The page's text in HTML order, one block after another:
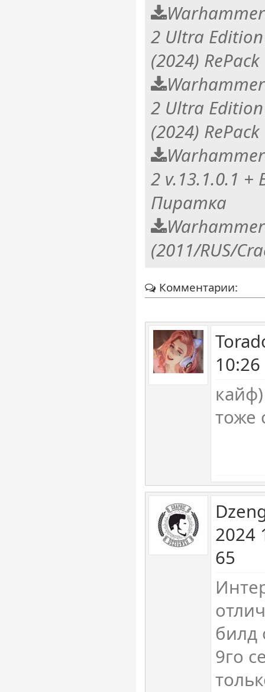
2 Ultra Edition
(2024) RePack
2 Ultra Edition
(2024) RePack
2 v.13.1.0.1 +
Пиратка
(2011/RUS/
Комментарии:
тоже
2024
65
билд
9го